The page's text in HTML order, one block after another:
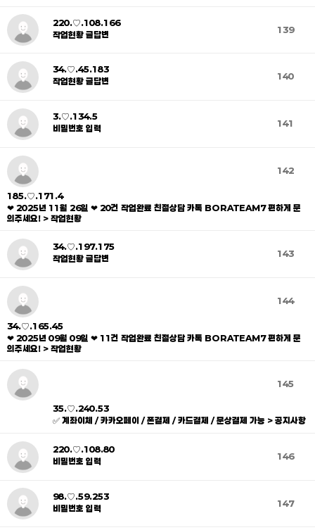
139
220.♡.108.166
작업현황 글답변
140
34.♡.45.183
작업현황 글답변
141
3.♡.134.5
비밀번호 입력
142
185.♡.171.4
❤ 2025년 11월 26일 ❤ 20건 작업완료 친절상담 카톡 BORATEAM7 편하게 문
의주세요! > 작업현황
143
34.♡.197.175
작업현황 글답변
144
34.♡.165.45
❤ 2025년 09월 09일 ❤ 11건 작업완료 친절상담 카톡 BORATEAM7 편하게 문
의주세요! > 작업현황
145
35.♡.240.53
✅ 계좌이체 / 카카오페이 / 폰결제 / 카드결제 / 문상결제 가능 > 공지사항
146
220.♡.108.80
비밀번호 입력
147
98.♡.59.253
비밀번호 입력